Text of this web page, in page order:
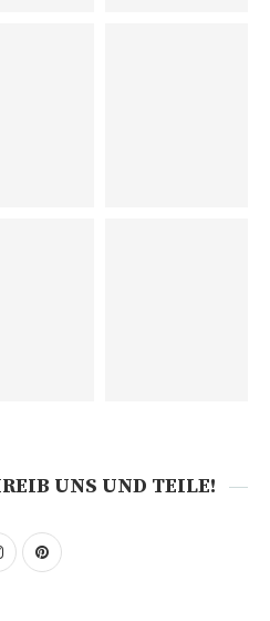
UNS UND TEILE!